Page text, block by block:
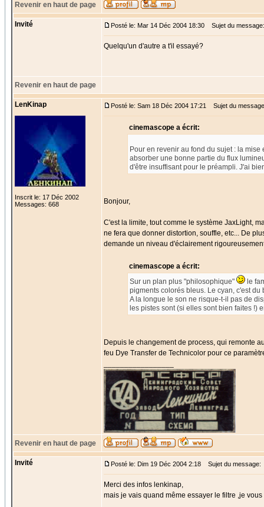
Revenir en haut de page
Invité Posté le: Mar 14 Déc 2004 18:30 Sujet du message:
Quelqu'un d'autre a t'il essayé?
Revenir en haut de page
LenKinap
Inscrit le: 17 Déc 2002
Messages: 668
Posté le: Sam 18 Déc 2004 17:21 Sujet du
cinemascope a écrit:
Pour en revenir au fond du sujet : la
absorber une bonne partie du flux
d'être insuffisant pour le préampli. J'ai
Bonjour,
C'est la limite, tout comme le système JaxLight,
ne fera que donner distortion, souffle, etc... De
demande un niveau d'éclairement
cinemascope a écrit:
Sur un plan plus "philosophique"
le
pigments colorés bleus. Le cyan, c'est du
A la longue le son ne risque-t-il pas de
les pistes sont (si elles sont bien faites !)
Depuis le changement de process, qui remonte
feu Dye Transfer de Technicolor pour ce
Revenir en haut de page
Invité Posté le: Dim 19 Déc 2004 2:18 Sujet du message:
Merci des infos lenkinap,
mais je vais quand même essayer le filtre ,je